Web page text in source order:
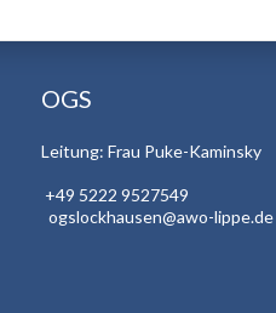
OGS
Leitung: Frau Puke-Kaminsky
+49 5222 9527549
ogslockhausen@awo-lippe.de